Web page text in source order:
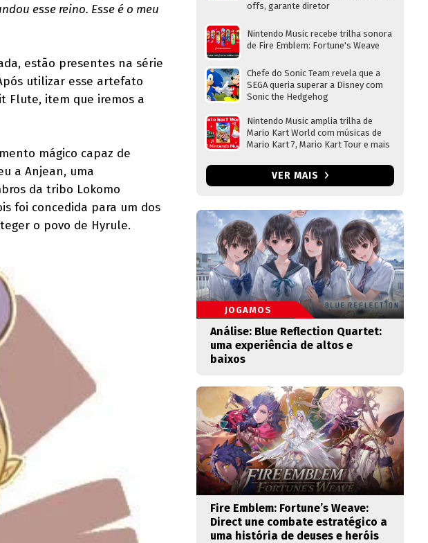
esse reino. Esse é o meu
estão presentes na série
utilizar esse artefato
Flute, item que iremos a
mágico capaz de
a Anjean, uma
da tribo Lokomo
foi concedida para um dos
o povo de Hyrule.
offs, garante diretor
Nintendo Music recebe trilha sonora
de Fire Emblem: Fortune's Weave
Chefe do Sonic Team revela que a
SEGA queria superar a Disney com
Sonic the Hedgehog
Nintendo Music amplia trilha de
Mario Kart World com músicas de
Mario Kart 7, Mario Kart Tour e mais
VER MAIS
JOGAMOS
Análise: Blue Reflection Quartet:
uma experiência de altos e
baixos
Fire Emblem: Fortune’s Weave:
Direct une combate estratégico a
uma história de deuses e heróis